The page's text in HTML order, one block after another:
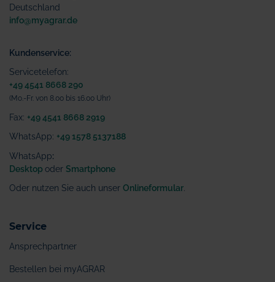
Deutschland
info@myagrar.de
Kundenservice:
Servicetelefon:
+49 4541 8668 290
(Mo.-Fr. von 8.00 bis 16.00 Uhr)
Fax: +49 4541 8668 2919
WhatsApp: +49 1578 5137188
WhatsApp:
Desktop oder Smartphone
Oder nutzen Sie auch unser Onlineformular
Service
Ansprechpartner
Bestellen bei myAGRAR